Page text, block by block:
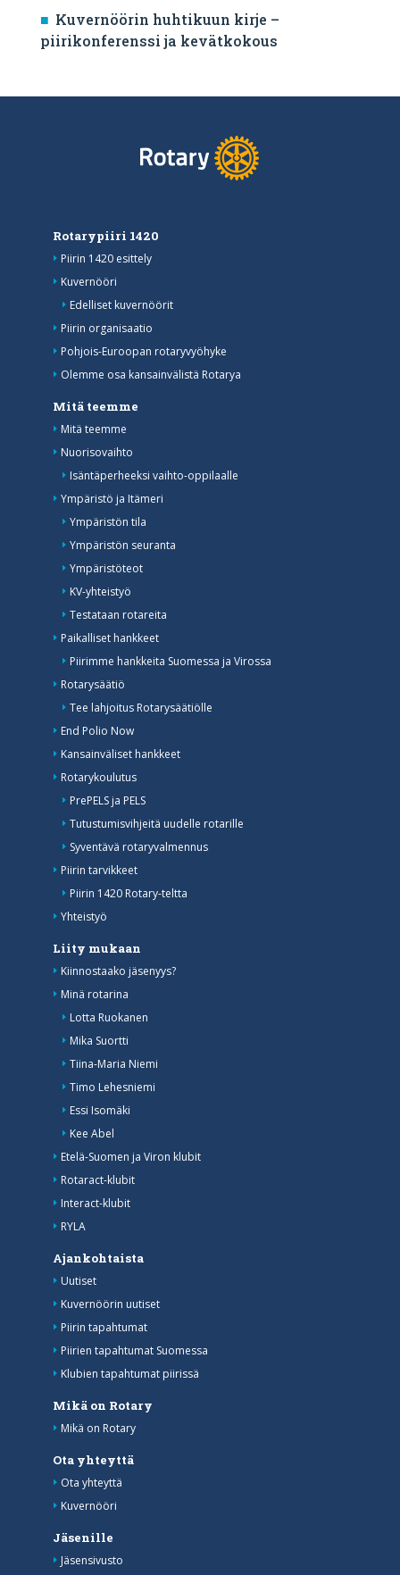
Kuvernöörin huhtikuun kirje –
piirikonferenssi ja kevätkokous
Rotarypiiri 1420
Piirin 1420 esittely
Kuvernööri
Edelliset kuvernöörit
Piirin organisaatio
Pohjois-Euroopan rotaryvyöhyke
Olemme osa kansainvälistä Rotarya
Mitä teemme
Mitä teemme
Nuorisovaihto
Isäntäperheeksi vaihto-oppilaalle
Ympäristö ja Itämeri
Ympäristön tila
Ympäristön seuranta
Ympäristöteot
KV-yhteistyö
Testataan rotareita
Paikalliset hankkeet
Piirimme hankkeita Suomessa ja Virossa
Rotarysäätiö
Tee lahjoitus Rotarysäätiölle
End Polio Now
Kansainväliset hankkeet
Rotarykoulutus
PrePELS ja PELS
Tutustumisvihjeitä uudelle rotarille
Syventävä rotaryvalmennus
Piirin tarvikkeet
Piirin 1420 Rotary-teltta
Yhteistyö
Liity mukaan
Kiinnostaako jäsenyys?
Minä rotarina
Lotta Ruokanen
Mika Suortti
Tiina-Maria Niemi
Timo Lehesniemi
Essi Isomäki
Kee Abel
Etelä-Suomen ja Viron klubit
Rotaract-klubit
Interact-klubit
RYLA
Ajankohtaista
Uutiset
Kuvernöörin uutiset
Piirin tapahtumat
Piirien tapahtumat Suomessa
Klubien tapahtumat piirissä
Mikä on Rotary
Mikä on Rotary
Ota yhteyttä
Ota yhteyttä
Kuvernööri
Jäsenille
Jäsensivusto